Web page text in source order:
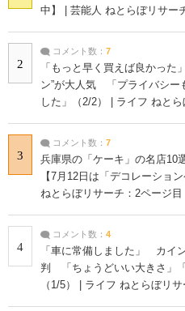
中】 | 芸能人 ねとらぼリサー
2
コメント数： 7
「もっと早く買えば良かっ
ン”が大人気 「プライバシー
した」（2/2） | ライフ ねと
3
コメント数： 7
兵庫県の「ケーキ」の名店
【7月12日は「デコレーショ
ねとらぼリサーチ：2ページ目
4
コメント数： 4
「車に常備しました」 カイ
判 「ちょうどいい大きさ」
（1/5） | ライフ ねとらぼリサ